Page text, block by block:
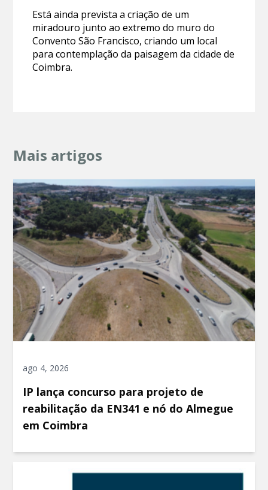
Está ainda prevista a criação de um
miradouro junto ao extremo do muro do
Convento São Francisco, criando um local
para contemplação da paisagem da cidade de
Coimbra.
Mais artigos
ago 4, 2026
IP lança concurso para projeto de
reabilitação da EN341 e nó do Almegue
em Coimbra